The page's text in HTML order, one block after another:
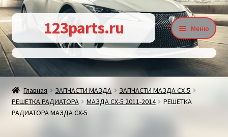
Перейти
к
навигации
Перейти
к
содержимому
123parts.ru Меню
Контакты
Главная ЗАПЧАСТИ МАЗДА
ЗАПЧАСТИ МАЗДА СХ-5
РЕШЕТКА РАДИАТОРА
МАЗДА СХ-5 2011-2014
РЕШЕТКА
РАДИАТОРА МАЗДА СХ-5